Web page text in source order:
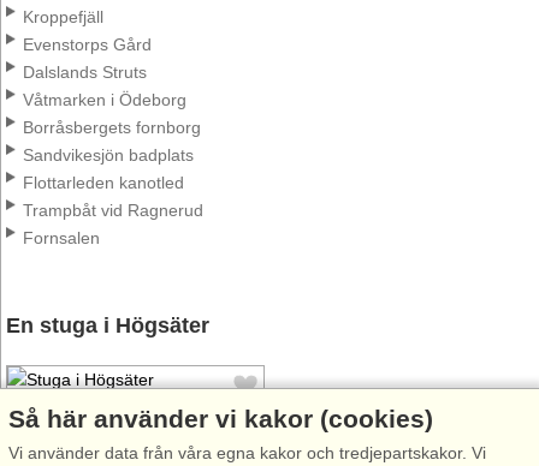
Kroppefjäll
Evenstorps Gård
Dalslands Struts
Våtmarken i Ödeborg
Borråsbergets fornborg
Sandvikesjön badplats
Flottarleden kanotled
Trampbåt vid Ragnerud
Fornsalen
En stuga i Högsäter
Så här använder vi kakor (cookies)
Vi använder data från våra egna kakor och tredjepartskakor. Vi